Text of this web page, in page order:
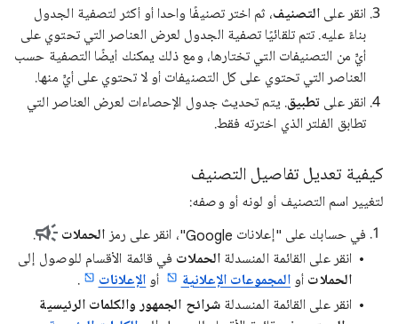
انقر على التصنيف، ثم اختر تصنيفًا واحدا أو أكثر لتصفية الجدول
بناءً عليه. تتم تلقائيًا تصفية الجدول لعرض العناصر التي تحتوي على
أيٍّ من التصنيفات التي تختارها، ومع ذلك يمكنك أيضًا التصفية حسب
العناصر التي تحتوي على كل التصنيفات أو لا تحتوي على أيٍّ منها.
انقر على تطبيق. يتم تحديث جدول الإحصاءات لعرض العناصر التي
تطابق الفلتر الذي اخترته فقط.
كيفية تعديل تفاصيل التصنيف
لتغيير اسم التصنيف أو لونه أو وصفه:
في حسابك على "إعلانات Google"، انقر على رمز
الحملات
.
انقر على القائمة المنسدلةالحملات في قائمة الأقسام للوصول إلى
الحملات أو المجموعات الإعلانية أو الإعلانات
.
انقر على القائمة المنسدلةشرائح الجمهور والكلمات الرئيسية